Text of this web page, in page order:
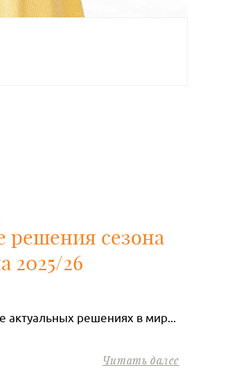
решения сезона
2025/26
актуальных решениях в мир...
Читать далее